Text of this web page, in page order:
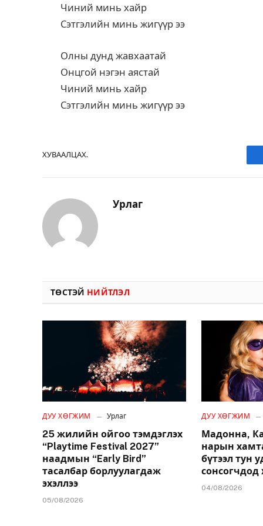
Чиний минь хайр
Сэтгэлийн минь жигүүр ээ
Олны дунд жавхаатай
Онцгой нэгэн аястай
Чиний минь хайр
Сэтгэлийн минь жигүүр ээ
ХУВААЛЦАХ.
Урлаг
ТӨСТЭЙ НИЙТЛЭЛ
ДУУ ХӨГЖИМ Урлаг
25 жилийн ойгоо тэмдэглэх
“Playtime Festival 2027”
наадмын “Early Bird”
тасалбар борлуулагдаж
эхэллээ
05/08/2026
ДУУ ХӨГЖИМ
Мадонна,
нарын
бүтээл тун
сонсогчдод
04/08/2026